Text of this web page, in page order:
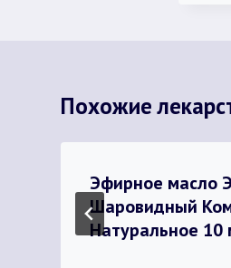
Похожие
Эфирное масло
Шаровидный
Натуральное 10